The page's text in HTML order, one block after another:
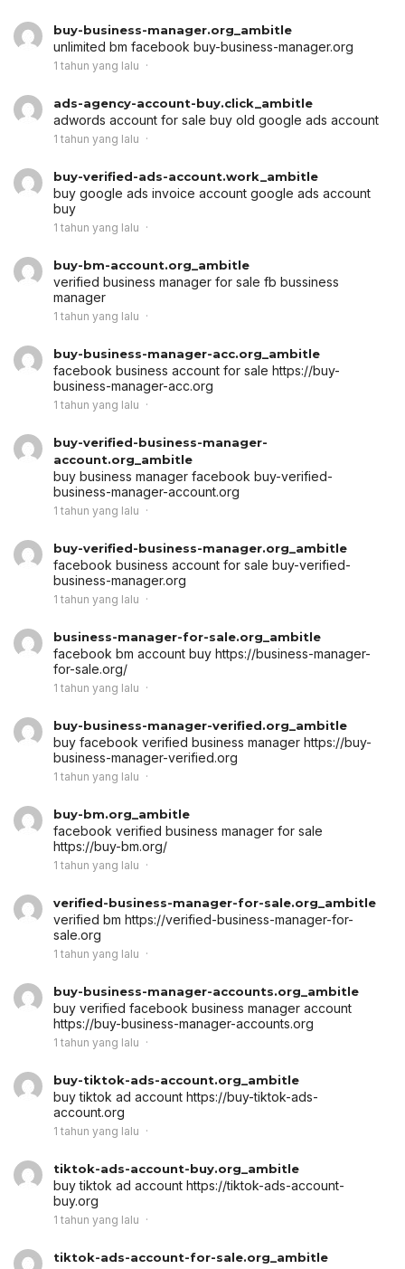
buy-business-manager.org_ambitle
unlimited bm facebook buy-business-manager.org
1 tahun yang lalu
ads-agency-account-buy.click_ambitle
adwords account for sale buy old google ads account
1 tahun yang lalu
buy-verified-ads-account.work_ambitle
buy google ads invoice account google ads account
buy
1 tahun yang lalu
buy-bm-account.org_ambitle
verified business manager for sale fb bussiness
manager
1 tahun yang lalu
buy-business-manager-acc.org_ambitle
facebook business account for sale https://buy-
business-manager-acc.org
1 tahun yang lalu
buy-verified-business-manager-
account.org_ambitle
buy business manager facebook buy-verified-
business-manager-account.org
1 tahun yang lalu
buy-verified-business-manager.org_ambitle
facebook business account for sale buy-verified-
business-manager.org
1 tahun yang lalu
business-manager-for-sale.org_ambitle
facebook bm account buy https://business-manager-
for-sale.org/
1 tahun yang lalu
buy-business-manager-verified.org_ambitle
buy facebook verified business manager https://buy-
business-manager-verified.org
1 tahun yang lalu
buy-bm.org_ambitle
facebook verified business manager for sale
https://buy-bm.org/
1 tahun yang lalu
verified-business-manager-for-sale.org_ambitle
verified bm https://verified-business-manager-for-
sale.org
1 tahun yang lalu
buy-business-manager-accounts.org_ambitle
buy verified facebook business manager account
https://buy-business-manager-accounts.org
1 tahun yang lalu
buy-tiktok-ads-account.org_ambitle
buy tiktok ad account https://buy-tiktok-ads-
account.org
1 tahun yang lalu
tiktok-ads-account-buy.org_ambitle
buy tiktok ad account https://tiktok-ads-account-
buy.org
1 tahun yang lalu
tiktok-ads-account-for-sale.org_ambitle